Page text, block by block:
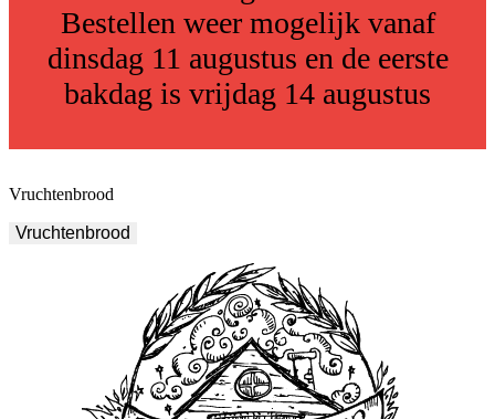
Bestellen weer mogelijk vanaf
dinsdag 11 augustus en de eerste
bakdag is vrijdag 14 augustus
Vruchtenbrood
Vruchtenbrood